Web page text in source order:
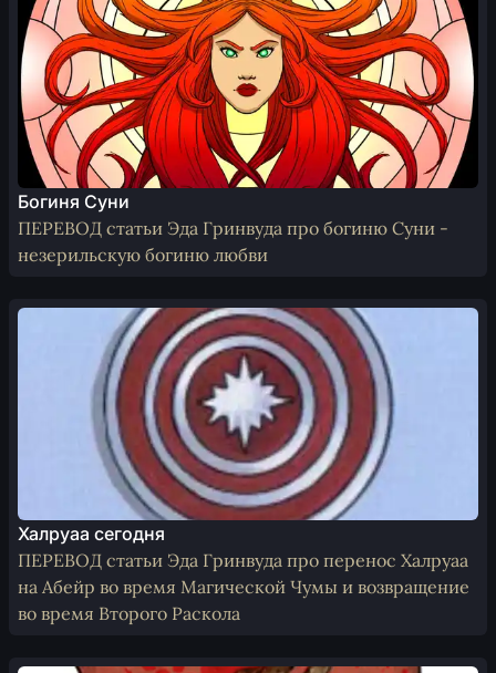
Богиня Суни
ПЕРЕВОД статьи Эда Гринвуда про богиню Суни -
незерильскую богиню любви
Халруаа сегодня
ПЕРЕВОД статьи Эда Гринвуда про перенос Халруаа
на Абейр во время Магической Чумы и возвращение
во время Второго Раскола